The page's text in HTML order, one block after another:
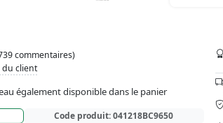
commentaires)
du client
également disponible dans le panier
Code produit:041218BC9650